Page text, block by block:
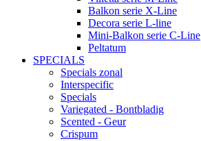
Balkon serie X-Line
Decora serie L-line
Mini-Balkon serie C-Line
Peltatum
SPECIALS
Specials zonal
Interspecific
Specials
Variegated - Bontbladig
Scented - Geur
Crispum